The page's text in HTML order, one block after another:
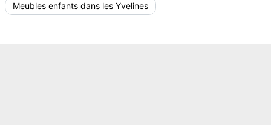
Meubles enfants dans les Yvelines